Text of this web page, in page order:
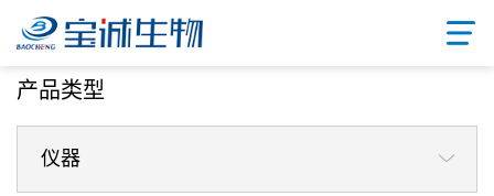
首页/ 产品中心
产品类型
仪器